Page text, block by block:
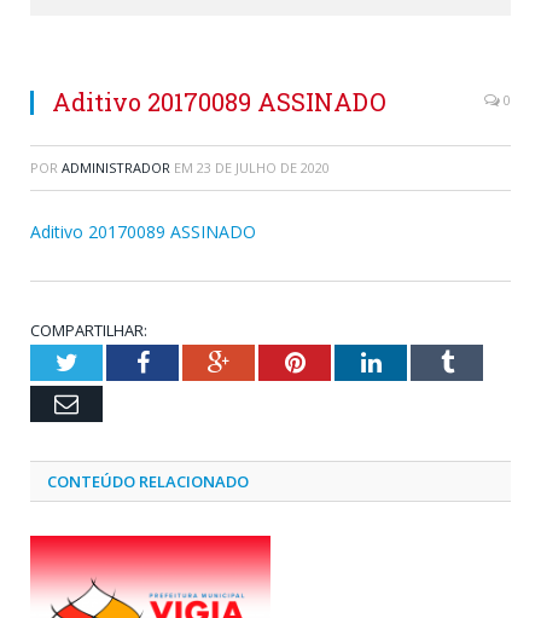
Aditivo 20170089 ASSINADO 0
POR ADMINISTRADOR EM 23 DE JULHO DE 2020
Aditivo 20170089 ASSINADO
COMPARTILHAR:
TwitterFacebookGoogle+PinterestLinkedInTumblr
Email
CONTEÚDO RELACIONADO